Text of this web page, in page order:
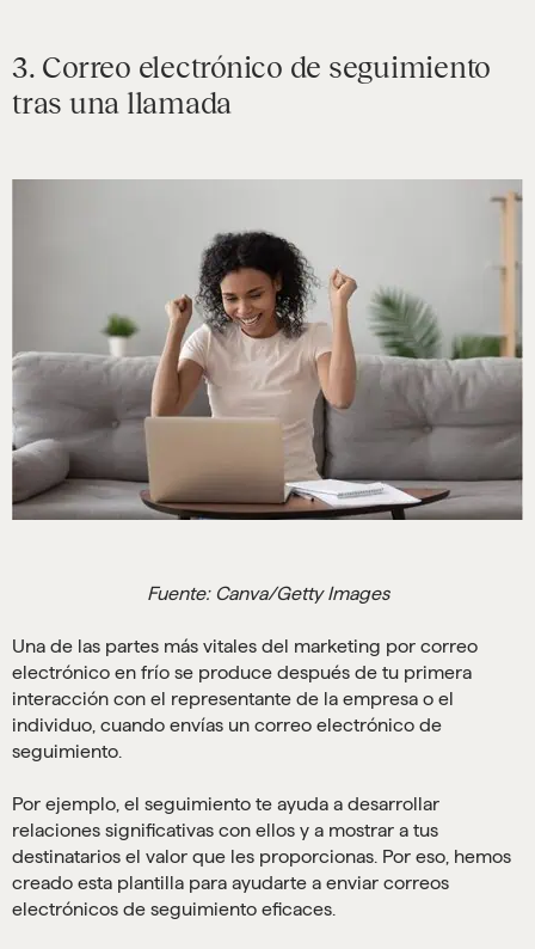
3. Correo electrónico de seguimiento
tras una llamada
Fuente: Canva/Getty Images
Una de las partes más vitales del marketing por correo
electrónico en frío se produce después de tu primera
interacción con el representante de la empresa o el
individuo, cuando envías un correo electrónico de
seguimiento.
Por ejemplo, el seguimiento te ayuda a desarrollar
relaciones significativas con ellos y a mostrar a tus
destinatarios el valor que les proporcionas. Por eso, hemos
creado esta plantilla para ayudarte a enviar correos
electrónicos de seguimiento eficaces.